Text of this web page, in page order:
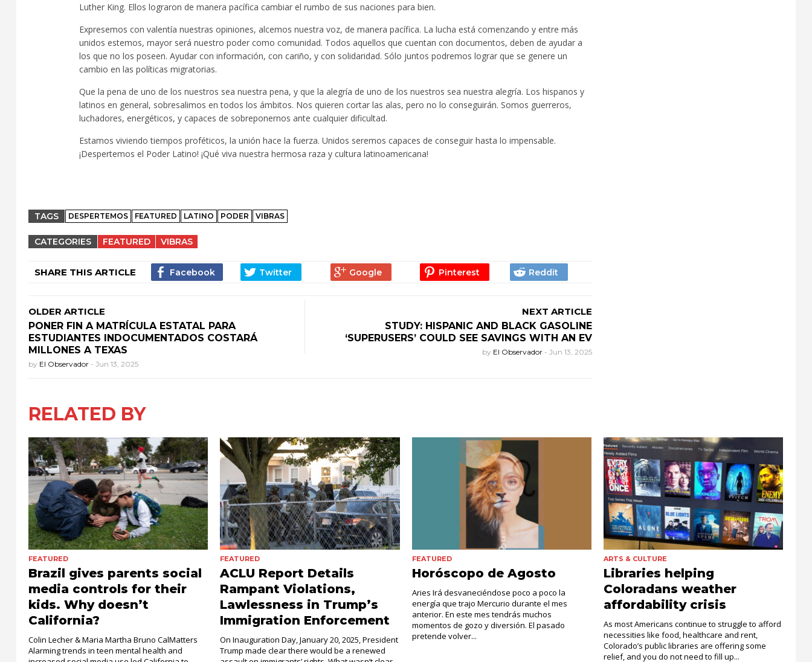
Luther King. Ellos lograron de manera pacífica cambiar el rumbo de sus naciones para bien.
Expresemos con valentía nuestras opiniones, alcemos nuestra voz, de manera pacífica. La lucha está comenzando y entre más
unidos estemos, mayor será nuestro poder como comunidad. Todos aquellos que cuentan con documentos, deben de ayudar a
los que no los poseen. Ayudar con información, con cariño, y con solidaridad. Sólo juntos podremos lograr que se genere un
cambio en las políticas migratorias.
Que la pena de uno de los nuestros sea nuestra pena, y que la alegría de uno de los nuestros sea nuestra alegría. Los hispanos y
latinos en general, sobresalimos en todos los ámbitos. Nos quieren cortar las alas, pero no lo conseguirán. Somos guerreros,
luchadores, energéticos, y capaces de sobreponernos ante cualquier dificultad.
Estamos viviendo tiempos proféticos, la unión hace la fuerza. Unidos seremos capaces de conseguir hasta lo impensable.
¡Despertemos el Poder Latino! ¡Qué viva nuestra hermosa raza y cultura latinoamericana!
TAGS DESPERTEMOS FEATURED LATINO PODER VIBRAS
CATEGORIES FEATURED VIBRAS
SHARE THIS ARTICLE
OLDER ARTICLE
PONER FIN A MATRÍCULA ESTATAL PARA
ESTUDIANTES INDOCUMENTADOS COSTARÁ
MILLONES A TEXAS
by El Observador - Jun 13, 2025
NEXT ARTICLE
STUDY: HISPANIC AND BLACK GASOLINE
‘SUPERUSERS’ COULD SEE SAVINGS WITH AN EV
by El Observador - Jun 13, 2025
RELATED BY
FEATURED
Brazil gives parents social
media controls for their
kids. Why doesn’t
California?
Colin Lecher & Maria Martha Bruno CalMatters
Alarming trends in teen mental health and
FEATURED
ACLU Report Details
Rampant Violations,
Lawlessness in Trump’s
Immigration Enforcement
On Inauguration Day, January 20, 2025, President
Trump made clear there would be a renewed
FEATURED
Horóscopo de Agosto
Aries Irá desvaneciéndose poco a poco la
energía que trajo Mercurio durante el mes
anterior. En este mes tendrás muchos
momentos de gozo y diversión. El pasado
pretende volver...
ARTS & CULTURE
Libraries helping
Coloradans weather
affordability crisis
As most Americans continue to struggle to afford
necessities like food, healthcare and rent,
Colorado’s public libraries are offering some
relief, and you do not need to fill up...